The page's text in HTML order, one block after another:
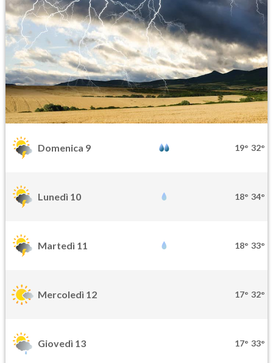
Domenica 9 19° 32°
Lunedì 10 18° 34°
Martedì 11 18° 33°
Mercoledì 12 17° 32°
Giovedì 13 17° 33°